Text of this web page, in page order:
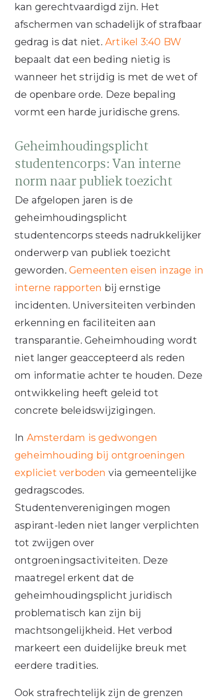
kan gerechtvaardigd zijn. Het
afschermen van schadelijk of strafbaar
gedrag is dat niet. Artikel 3:40 BW
bepaalt dat een beding nietig is
wanneer het strijdig is met de wet of
de openbare orde. Deze bepaling
vormt een harde juridische grens.
Geheimhoudingsplicht
studentencorps: Van interne
norm naar publiek toezicht
De afgelopen jaren is de
geheimhoudingsplicht
studentencorps steeds nadrukkelijker
onderwerp van publiek toezicht
geworden. Gemeenten eisen inzage in
interne rapporten bij ernstige
incidenten. Universiteiten verbinden
erkenning en faciliteiten aan
transparantie. Geheimhouding wordt
niet langer geaccepteerd als reden
om informatie achter te houden. Deze
ontwikkeling heeft geleid tot
concrete beleidswijzigingen.
In Amsterdam is gedwongen
geheimhouding bij ontgroeningen
expliciet verboden via gemeentelijke
gedragscodes.
Studentenverenigingen mogen
aspirant-leden niet langer verplichten
tot zwijgen over
ontgroeningsactiviteiten. Deze
maatregel erkent dat de
geheimhoudingsplicht juridisch
problematisch kan zijn bij
machtsongelijkheid. Het verbod
markeert een duidelijke breuk met
eerdere tradities.
Ook strafrechtelijk zijn de grenzen